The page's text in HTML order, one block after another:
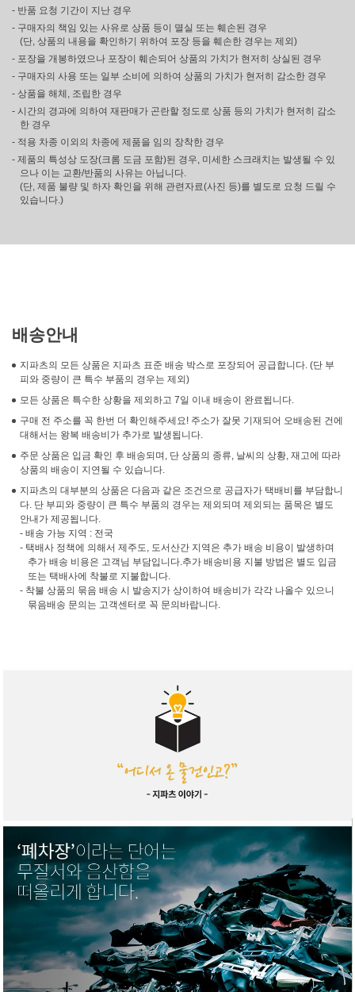
- 반품 요청 기간이 지난 경우
- 구매자의 책임 있는 사유로 상품 등이 멸실 또는 훼손된 경우
(단, 상품의 내용을 확인하기 위하여 포장 등을 훼손한 경우는 제외)
- 포장을 개봉하였으나 포장이 훼손되어 상품의 가치가 현저히 상실된 경우
- 구매자의 사용 또는 일부 소비에 의하여 상품의 가치가 현저히 감소한 경우
- 상품을 해체, 조립한 경우
- 시간의 경과에 의하여 재판매가 곤란할 정도로 상품 등의 가치가 현저히 감소
한 경우
- 적용 차종 이외의 차종에 제품을 임의 장착한 경우
- 제품의 특성상 도장(크롬 도금 포함)된 경우, 미세한 스크래치는 발생될 수 있
으나 이는 교환/반품의 사유는 아닙니다.
(단, 제품 불량 및 하자 확인을 위해 관련자료(사진 등)를 별도로 요청 드릴 수
있습니다.)
배송안내
지파츠의 모든 상품은 지파츠 표준 배송 박스로 포장되어 공급합니다. (단 부
피와 중량이 큰 특수 부품의 경우는 제외)
모든 상품은 특수한 상황을 제외하고 7일 이내 배송이 완료됩니다.
구매 전 주소를 꼭 한번 더 확인해주세요! 주소가 잘못 기재되어 오배송된 건에
대해서는 왕복 배송비가 추가로 발생됩니다.
주문 상품은 입금 확인 후 배송되며, 단 상품의 종류, 날씨의 상황, 재고에 따라
상품의 배송이 지연될 수 있습니다.
지파츠의 대부분의 상품은 다음과 같은 조건으로 공급자가 택배비를 부담합니
다. 단 부피와 중량이 큰 특수 부품의 경우는 제외되며 제외되는 품목은 별도
안내가 제공됩니다.
- 배송 가능 지역 : 전국
- 택배사 정책에 의해서 제주도, 도서산간 지역은 추가 배송 비용이 발생하며
추가 배송 비용은 고객님 부담입니다.추가 배송비용 지불 방법은 별도 입금
또는 택배사에 착불로 지불합니다.
- 착불 상품의 묶음 배송 시 발송지가 상이하여 배송비가 각각 나올수 있으니
묶음배송 문의는 고객센터로 꼭 문의바랍니다.